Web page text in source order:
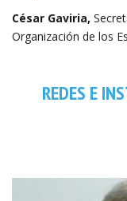
César Gaviria,
Organización de los
REDES E